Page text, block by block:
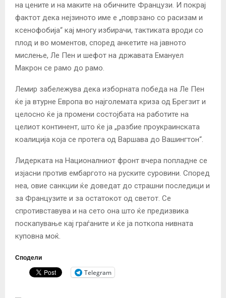
на цените и на маките на обичните Французи. И покрај
фактот дека нејзиното име е „поврзано со расизам и
ксенофобија“ кај многу избирачи, тактиката вроди со
плод и во моментов, според анкетите на јавното
мислење, Ле Пен и шефот на државата Емануел
Макрон се рамо до рамо.
Лемир забележува дека изборната победа на Ле Пен
ќе ја втурне Европа во најголемата криза од Брегзит и
целосно ќе ја промени состојбата на работите на
целиот континент, што ќе ја „разбие проукраинската
коалиција која се протега од Варшава до Вашингтон“.
Лидерката на Националниот фронт вчера попладне се
изјасни против ембаргото на руските суровини. Според
неа, овие санкции ќе доведат до страшни последици и
за Французите и за остатокот од светот. Се
спротивставува и на сето она што ќе предизвика
поскапување кај граѓаните и ќе ја поткопа нивната
куповна моќ.
Сподели
Telegram